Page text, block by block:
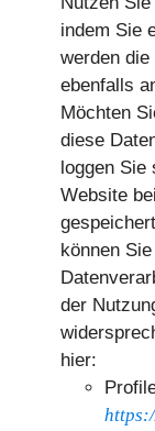
indem Sie
werden
ebenfalls
Möchten
diese
loggen
Website
können
der
hier: